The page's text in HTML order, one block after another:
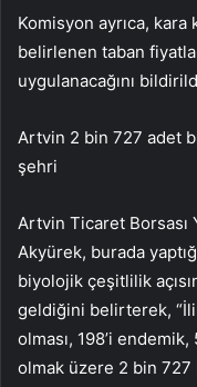
Komisyon ayrıca,
belirlenen taban
uygulanacağını
Artvin 2 bin 727 adet
şehri
Artvin Ticaret Borsası
Akyürek, burada
biyolojik çeşitlilik
geldiğini belirterek,
olması, 198’i
olmak üzere 2 bin